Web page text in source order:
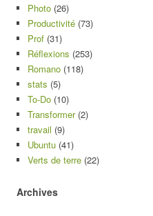
Photo (26)
Productivité (73)
Prof (31)
Réflexions (253)
Romano (118)
stats (5)
To-Do (10)
Transformer(2)
travail (9)
Ubuntu (41)
Verts de terre (22)
Archives